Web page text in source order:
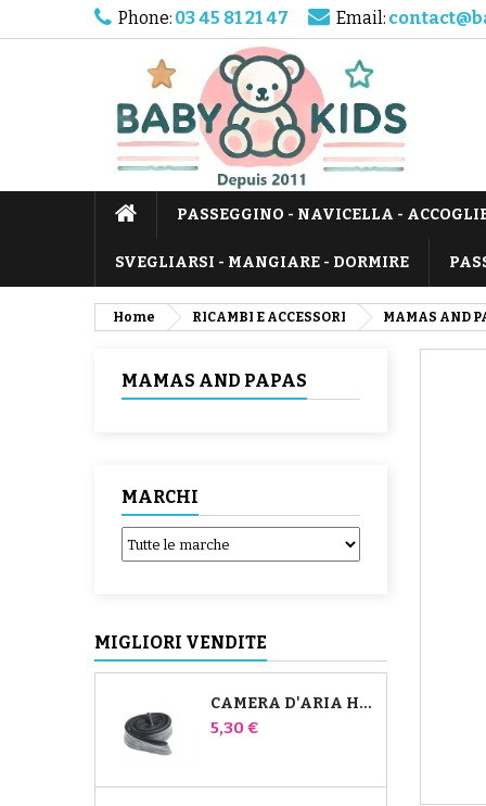
Phone: 03 45 81 21 47 Email:
PASSEGGINO - NAVICELLA -
SVEGLIARSI - MANGIARE - DORMIRE
Home RICAMBI E ACCESSORI MAMAS AND
MAMAS AND PAPAS
MARCHI
MIGLIORI VENDITE
CAMERA D'ARIA HIGH TREK BÉBÉ CONFORT
Prezzo
5,30 €